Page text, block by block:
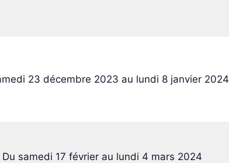
23 décembre 2023 au lundi 8 janvier 2024
Du samedi 17 février au lundi 4 mars 2024